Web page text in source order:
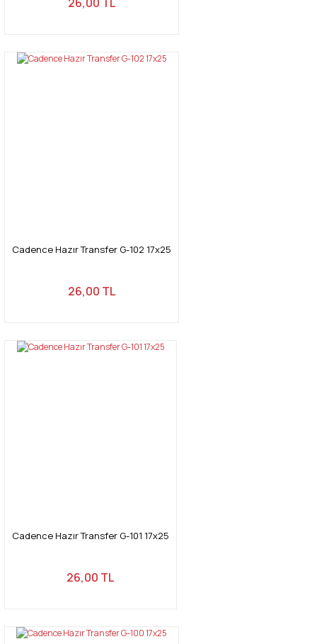
Cadence Hazır Transfer G-102 17x25
26,00 TL
Cadence Hazır Transfer G-101 17x25
26,00 TL